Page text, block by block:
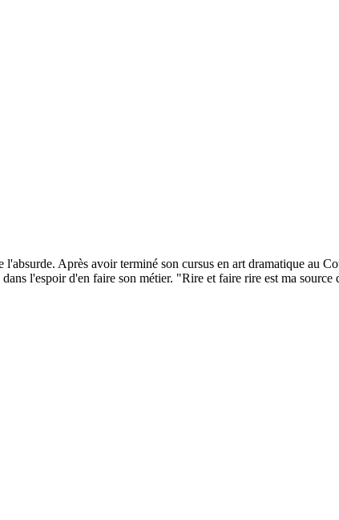
Après avoir terminé son cursus en art dramatique au
l'espoir d'en faire son métier. "Rire et faire rire est ma